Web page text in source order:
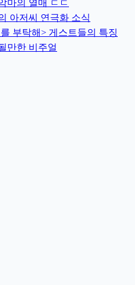
마의 열매 ㄷㄷ
아저씨 연극화 소식
부탁해> 게스트들의 특징
만한 비주얼